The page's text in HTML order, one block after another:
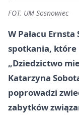
FOT. UM Sosnowiec
W Pałacu
spotkania, które
„Dziedzictwo
Katarzyna
poprowadzi
zabytków